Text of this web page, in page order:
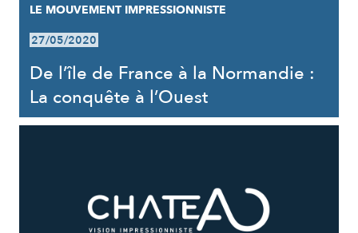
LE MOUVEMENT IMPRESSIONNISTE
27/05/2020
De l’île de France à la Normandie :
La conquête à l’Ouest